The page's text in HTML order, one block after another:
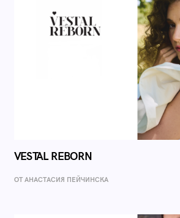
VESTAL REBORN
ОТ AНАСТАСИЯ ПЕЙЧИНСКА